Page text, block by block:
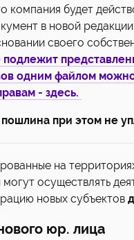
компания будет
в новой
своего
подлежит
одним файлом
- здесь.
при этом не
на
осуществлять
новых субъектов
юр. лица